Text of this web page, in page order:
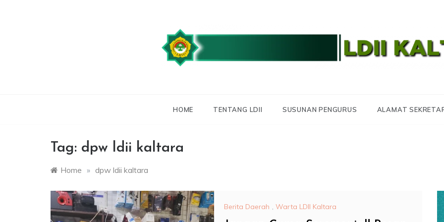
HOME TENTANG LDII SUSUNAN PENGURUS ALAMAT
Tag: dpw ldii kaltara
Home » dpw ldii kaltara
Berita Daerah , Warta LDII Kaltara